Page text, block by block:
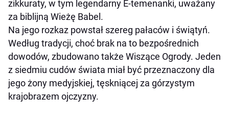
zikkuraty, w tym legendarny E-temenanki, uważany
za biblijną Wieżę Babel.
Na jego rozkaz powstał szereg pałaców i świątyń.
Według tradycji, choć brak na to bezpośrednich
dowodów, zbudowano także Wiszące Ogrody. Jeden
z siedmiu cudów świata miał być przeznaczony dla
jego żony medyjskiej, tęskniącej za górzystym
krajobrazem ojczyzny.